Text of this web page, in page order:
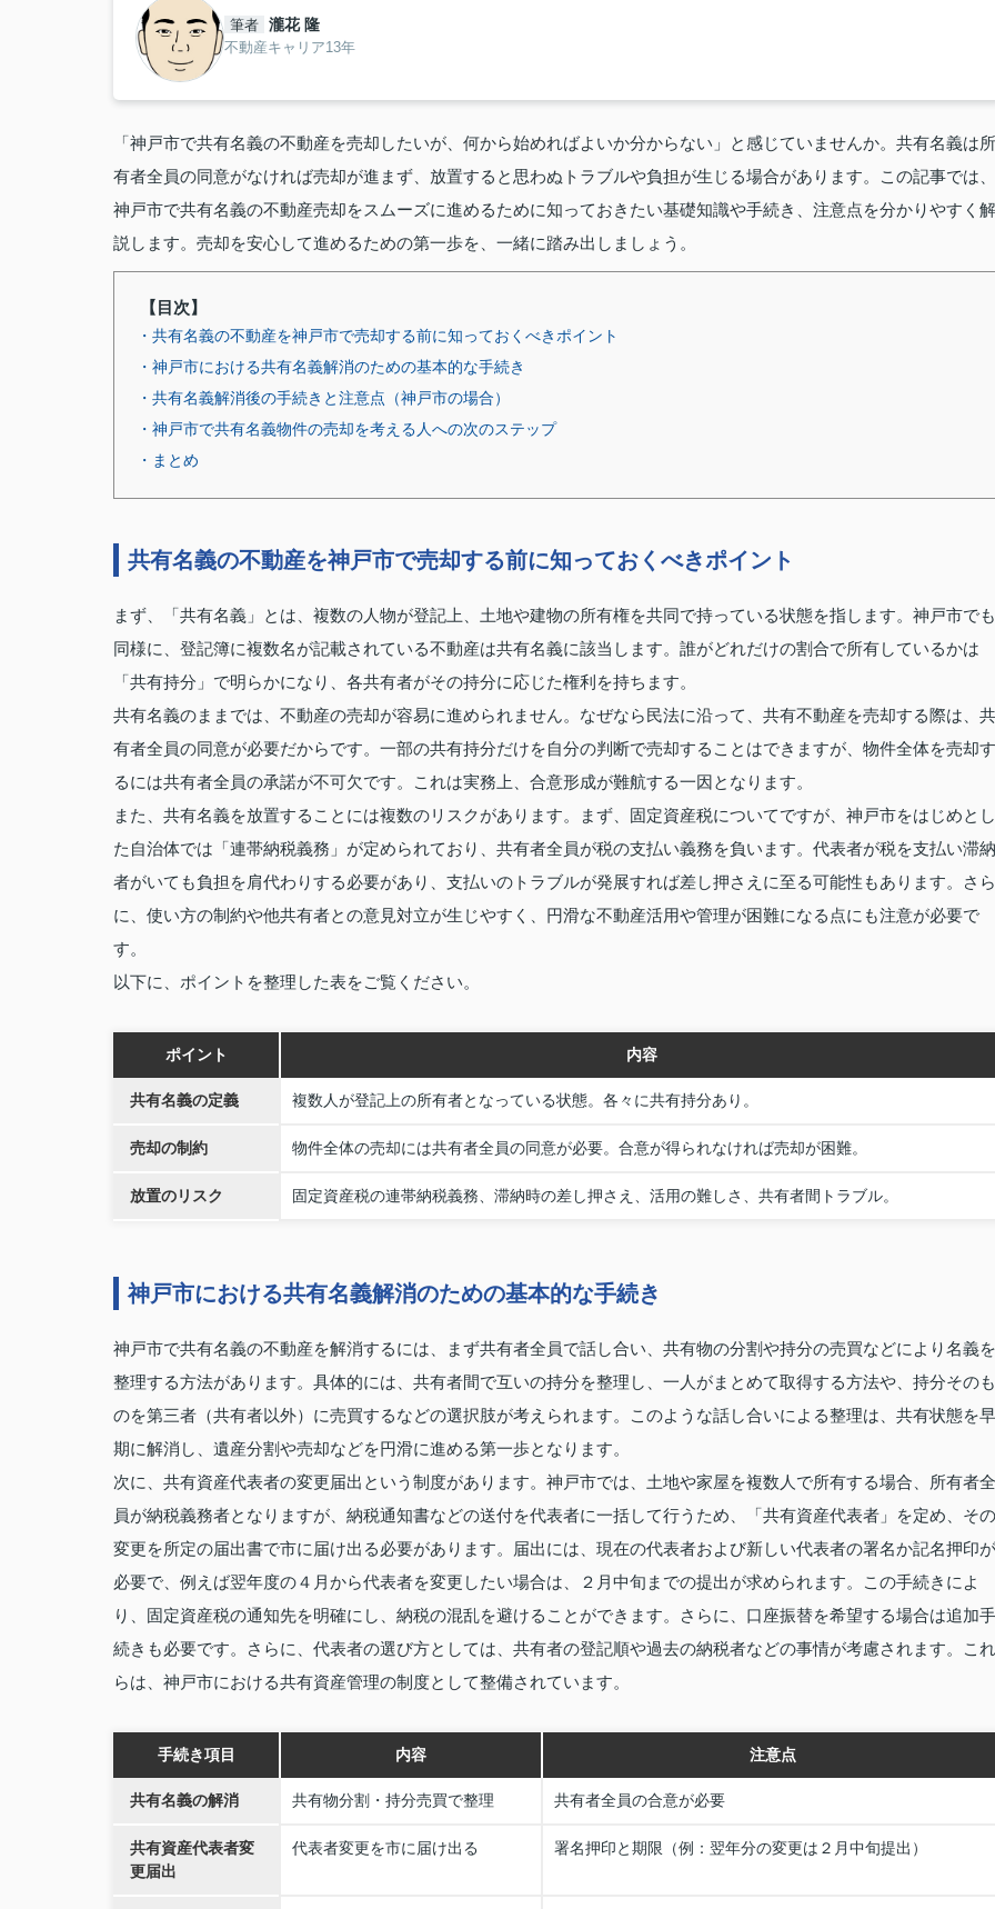
筆者 瀧花 隆
不動産キャリア13年
「神戸市で共有名義の不動産を売却したいが、何から始めればよいか分からない」と感じていませんか。共有名義は所
有者全員の同意がなければ売却が進まず、放置すると思わぬトラブルや負担が生じる場合があります。この記事では、
神戸市で共有名義の不動産売却をスムーズに進めるために知っておきたい基礎知識や手続き、注意点を分かりやすく解
説します。売却を安心して進めるための第一歩を、一緒に踏み出しましょう。
【目次】
・共有名義の不動産を神戸市で売却する前に知っておくべきポイント
・神戸市における共有名義解消のための基本的な手続き
・共有名義解消後の手続きと注意点（神戸市の場合）
・神戸市で共有名義物件の売却を考える人への次のステップ
・まとめ
共有名義の不動産を神戸市で売却する前に知っておくべきポイント
まず、「共有名義」とは、複数の人物が登記上、土地や建物の所有権を共同で持っている状態を指します。神戸市でも
同様に、登記簿に複数名が記載されている不動産は共有名義に該当します。誰がどれだけの割合で所有しているかは
「共有持分」で明らかになり、各共有者がその持分に応じた権利を持ちます。
共有名義のままでは、不動産の売却が容易に進められません。なぜなら民法に沿って、共有不動産を売却する際は、共
有者全員の同意が必要だからです。一部の共有持分だけを自分の判断で売却することはできますが、物件全体を売却す
るには共有者全員の承諾が不可欠です。これは実務上、合意形成が難航する一因となります。
また、共有名義を放置することには複数のリスクがあります。まず、固定資産税についてですが、神戸市をはじめとし
た自治体では「連帯納税義務」が定められており、共有者全員が税の支払い義務を負います。代表者が税を支払い滞納
者がいても負担を肩代わりする必要があり、支払いのトラブルが発展すれば差し押さえに至る可能性もあります。さら
に、使い方の制約や他共有者との意見対立が生じやすく、円滑な不動産活用や管理が困難になる点にも注意が必要で
す。
以下に、ポイントを整理した表をご覧ください。
ポイント 内容
共有名義の定義 複数人が登記上の所有者となっている状態。各々に共有持分あり。
売却の制約 物件全体の売却には共有者全員の同意が必要。合意が得られなければ売却が困難。
放置のリスク 固定資産税の連帯納税義務、滞納時の差し押さえ、活用の難しさ、共有者間トラブル。
神戸市における共有名義解消のための基本的な手続き
神戸市で共有名義の不動産を解消するには、まず共有者全員で話し合い、共有物の分割や持分の売買などにより名義を
整理する方法があります。具体的には、共有者間で互いの持分を整理し、一人がまとめて取得する方法や、持分そのも
のを第三者（共有者以外）に売買するなどの選択肢が考えられます。このような話し合いによる整理は、共有状態を早
期に解消し、遺産分割や売却などを円滑に進める第一歩となります。
次に、共有資産代表者の変更届出という制度があります。神戸市では、土地や家屋を複数人で所有する場合、所有者全
員が納税義務者となりますが、納税通知書などの送付を代表者に一括して行うため、「共有資産代表者」を定め、その
変更を所定の届出書で市に届け出る必要があります。届出には、現在の代表者および新しい代表者の署名か記名押印が
必要で、例えば翌年度の４月から代表者を変更したい場合は、２月中旬までの提出が求められます。この手続きによ
り、固定資産税の通知先を明確にし、納税の混乱を避けることができます。さらに、口座振替を希望する場合は追加手
続きも必要です。さらに、代表者の選び方としては、共有者の登記順や過去の納税者などの事情が考慮されます。これ
らは、神戸市における共有資産管理の制度として整備されています。
手続き項目 内容 注意点
共有名義の解消 共有物分割・持分売買で整理 共有者全員の合意が必要
共有資産代表者変
更届出
代表者変更を市に届け出る 署名押印と期限（例：翌年分の変更は２月中旬提出）